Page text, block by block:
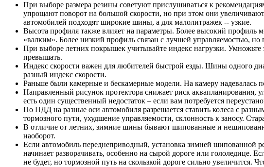
При выборе размера резины советуют прислушиваться к
упрощают поворот на большой скорости, но при этом они
автомобилей подходят широкие шины, а для малолитражек -- узкие.
Высота профиля также влияет на параметры. Более высокий профиль
«валким». Более низкий профиль связан с лучшей управляемостью,
При выборе летних покрышек учитывайте индекс нагрузки. Умножьте
превышать.
Индекс скорости важен для любителей быстрой езды. Шины одного
разный индекс скорости.
Раньше были камерные и бескамерные модели. На камеру надевалась
Направленный рисунок протектора снижает риск аквапланирования,
есть один существенный недостаток – если вам потребуется
По ПДД на разные оси автомобиля разрешается ставить колеса с
тормозного пути, ухудшение управляемости, склонность к заносу.
В отличие от летних, зимние шины бывают шипованные и
наоборот.
Если автомобиль переднеприводный, установка зимней шипованной
начинает разворачивать, особенно на сырой дороге или гололедице.
не будет, но тормозной путь на скользкой дороге сильно увеличится.